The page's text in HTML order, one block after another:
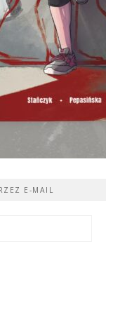
E-MAIL